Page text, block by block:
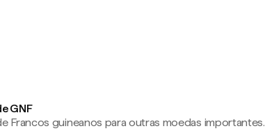
GNF
Francos guineanos para outras moedas importantes.